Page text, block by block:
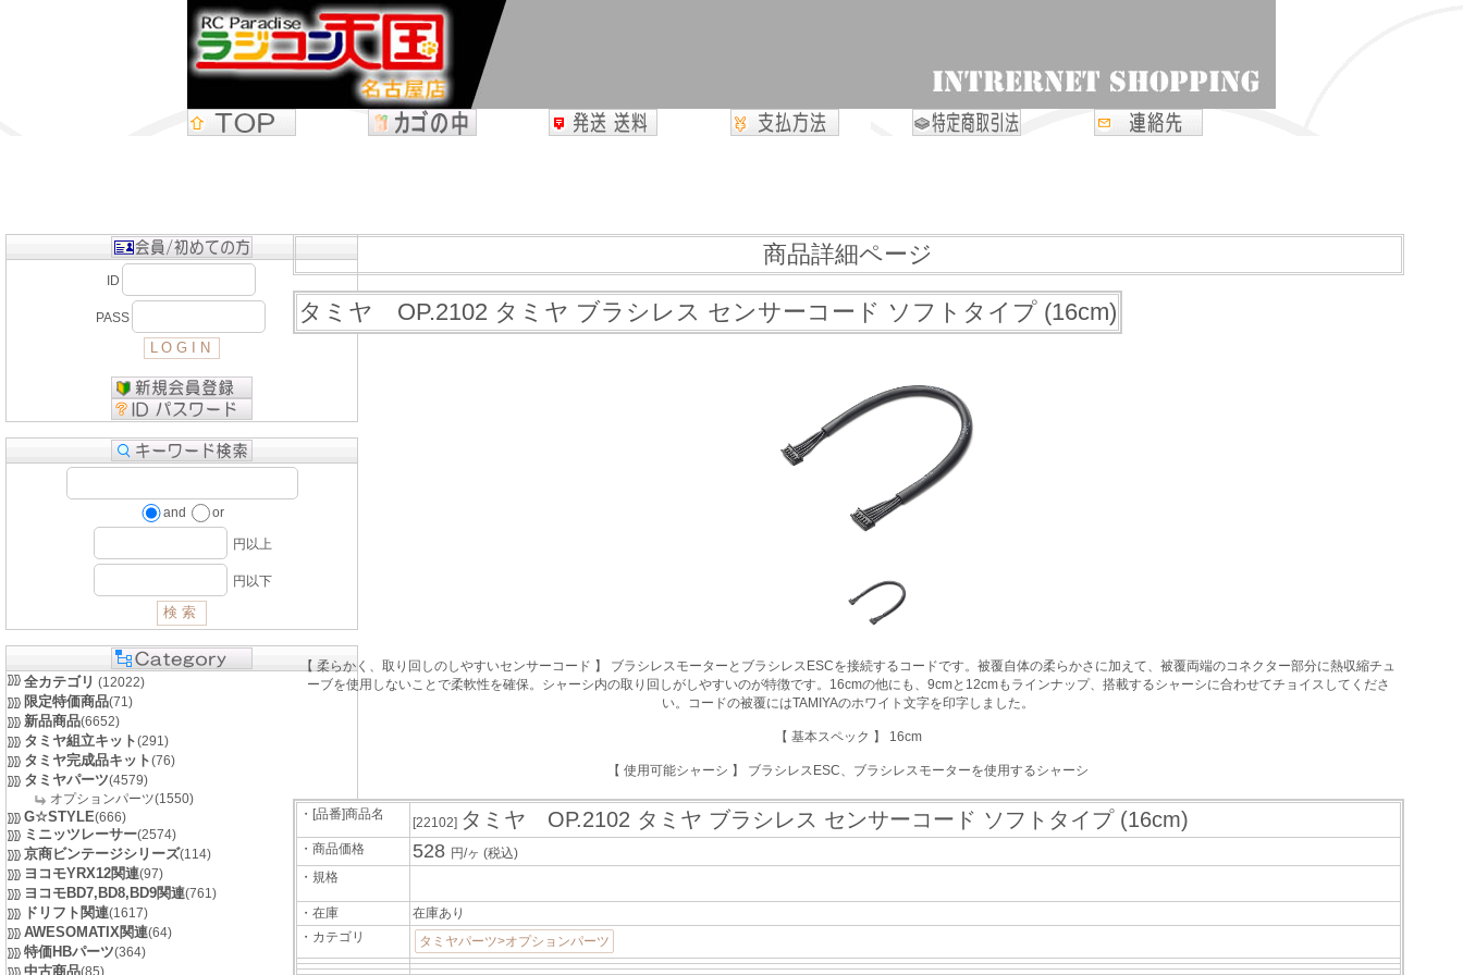
ID
PASS
and or
円以上
円以下
全カテゴリ (12022)
限定特価商品(71)
新品商品(6652)
タミヤ組立キット(291)
タミヤ完成品キット(76)
タミヤパーツ(4579)
オプションパーツ(1550)
G☆STYLE(666)
ミニッツレーサー(2574)
京商ビンテージシリーズ(114)
ヨコモYRX12関連(97)
ヨコモBD7,BD8,BD9関連(761)
ドリフト関連(1617)
AWESOMATIX関連(64)
特価HBパーツ(364)
中古商品(85)
商品詳細ページ
タミヤ OP.2102 タミヤ ブラシレス センサーコード ソフトタイプ (16cm)
【 柔らかく、取り回しのしやすいセンサーコード 】 ブラシレスモーターとブラシレスESCを接続するコードです。被覆自体の柔らかさに加えて、被覆両端のコネクター部分に熱収縮チュ
ーブを使用しないことで柔軟性を確保。シャーシ内の取り回しがしやすいのが特徴です。16cmの他にも、9cmと12cmもラインナップ、搭載するシャーシに合わせてチョイスしてくださ
い。コードの被覆にはTAMIYAのホワイト文字を印字しました。
【 基本スペック 】 16cm
【 使用可能シャーシ 】 ブラシレスESC、ブラシレスモーターを使用するシャーシ
・[品番]商品名
[22102] タミヤ OP.2102 タミヤ ブラシレス センサーコード ソフトタイプ (16cm)
・商品価格 528 円/ヶ (税込)
・規格
・在庫
在庫あり
・カテゴリ
タミヤパーツ>オプションパーツ